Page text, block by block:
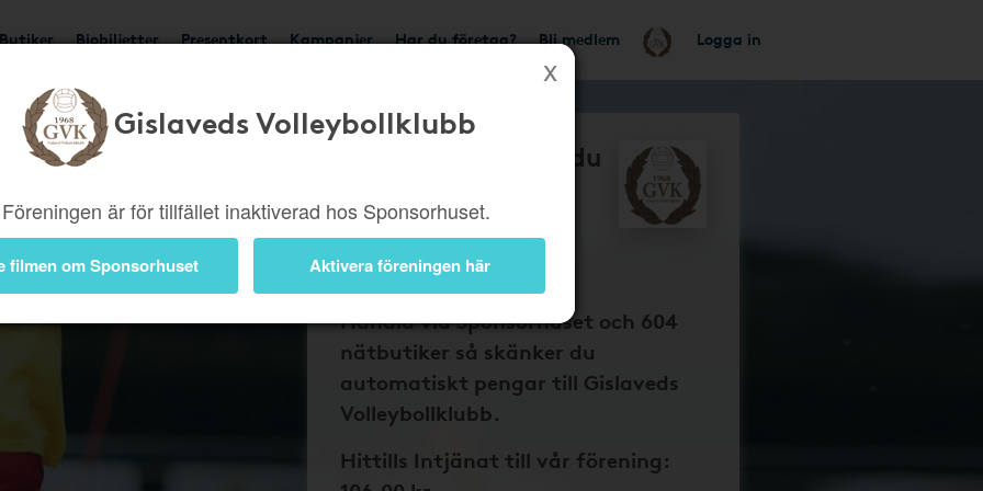
Butiker Biobiljetter Presentkort Kampanjer Har du företag? Bli medlem Logga in
Gislaveds Volleybollklubb
Föreningen är för tillfället inaktiverad hos Sponsorhuset.
filmen om Sponsorhuset Aktivera föreningen här
Bli medlem så får du
Volleybollklubb
pengar tillbaka på
dina nätköp
Handla via Sponsorhuset och 604
nätbutiker så skänker du
automatiskt pengar till Gislaveds
Volleybollklubb.
Hittills Intjänat till vår förening: